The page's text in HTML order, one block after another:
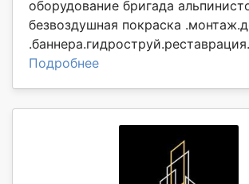
оборудование бригада
безвоздушная покраска
Подробнее